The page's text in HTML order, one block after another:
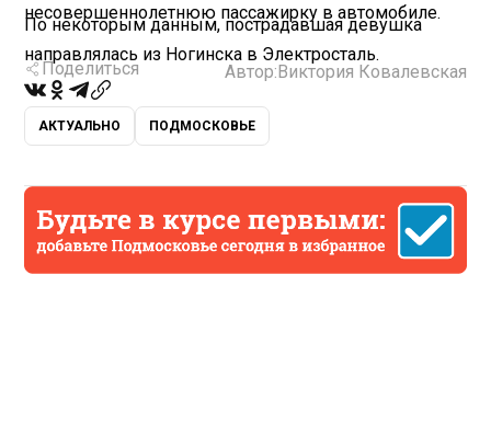
несовершеннолетнюю пассажирку в автомобиле.
По некоторым данным, пострадавшая девушка
направлялась из Ногинска в Электросталь.
Поделиться Автор: Виктория Ковалевская
АКТУАЛЬНО ПОДМОСКОВЬЕ